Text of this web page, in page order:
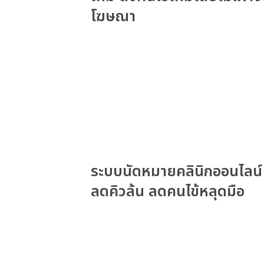
โฆษณา
ระบบนัดหมายคลินิกออนไลน์
ลดคิวล้น ลดคนไข้หลุดมือ